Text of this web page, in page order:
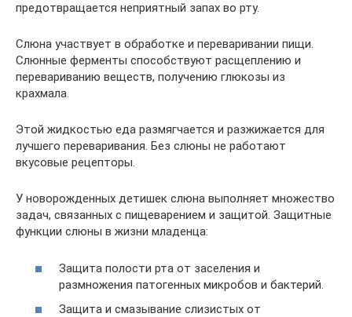
предотвращается неприятный запах во рту.
Слюна участвует в обработке и переваривании пищи.
Слюнные ферменты способствуют расщеплению и
перевариванию веществ, получению глюкозы из
крахмала.
Этой жидкостью еда размягчается и разжижается для
лучшего переваривания. Без слюны не работают
вкусовые рецепторы.
У новорожденных детишек слюна выполняет множество
задач, связанных с пищеварением и защитой. Защитные
функции слюны в жизни младенца:
Защита полости рта от заселения и
размножения патогенных микробов и бактерий.
Защита и смазывание слизистых от